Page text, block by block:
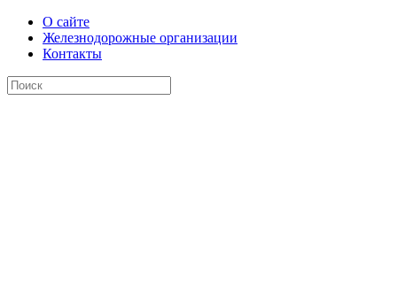
О сайте
Железнодорожные организации
Контакты